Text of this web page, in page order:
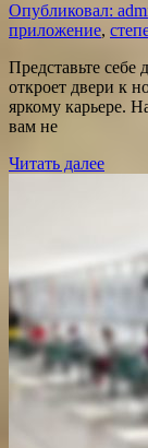
Опубликовал:
приложение,
Представьте
откроет двери к
яркому карьере.
вам не
Читать далее